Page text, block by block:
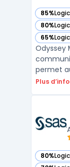
85%
— voir
80%
— voir
65%
— voir
Odyssey
permet
gestion
Plus
80%
— voir